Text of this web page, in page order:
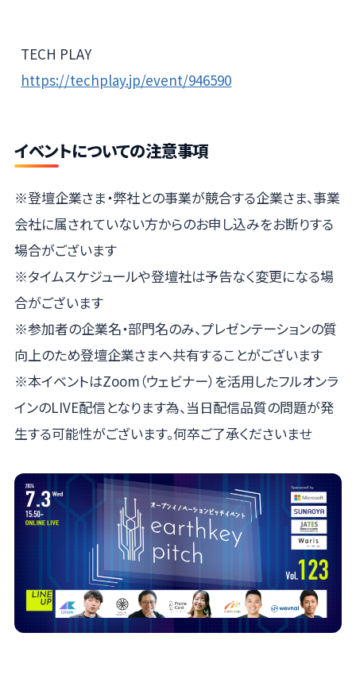
TECH PLAY
https://techplay.jp/event/946590
イベントについての注意事項
※登壇企業さま・弊社との事業が競合する企業さま、事業
会社に属されていない方からのお申し込みをお断りする
場合がございます
※タイムスケジュールや登壇社は予告なく変更になる場
合がございます
※参加者の企業名・部門名のみ、プレゼンテーションの質
向上のため登壇企業さまへ共有することがございます
※本イベントはZoom（ウェビナー）を活用したフルオンラ
インのLIVE配信となります為、当日配信品質の問題が発
生する可能性がございます。何卒ご了承くださいませ